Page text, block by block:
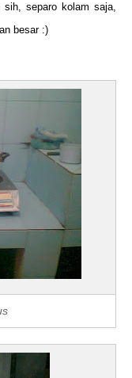
sih, separo kolam saja,
besar :)